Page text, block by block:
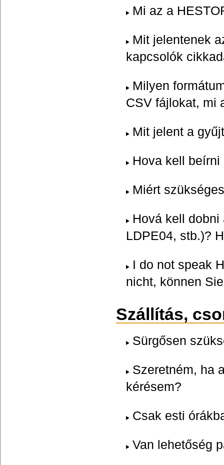
Mi az a
Mit jelentenek
kapcsolók
Milyen
CSV fájlokat, mi
Mit jelent a
Hova kell
Miért
Hová kell dobni
LDPE04, stb.)?
I do not speak
nicht, können
Szállítás,
Sürgősen
Szeretném, ha
kérésem?
Csak esti
Van lehetőség